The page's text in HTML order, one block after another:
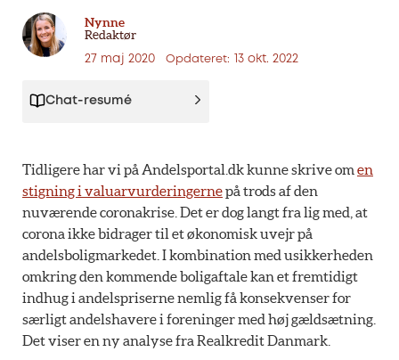
Nynne
Redaktør
27 maj 2020 Opdateret: 13 okt. 2022
Chat-resumé
Tidligere har vi på Andelsportal.dk kunne skrive om en
stigning i valuarvurderingernepå trods af den
nuværende coronakrise. Det er dog langt fra lig med, at
corona ikke bidrager til et økonomisk uvejr på
andelsboligmarkedet. I kombination med usikkerheden
omkring den kommende boligaftale kan et fremtidigt
indhug i andelspriserne nemlig få konsekvenser for
særligt andelshavere i foreninger med høj gældsætning.
Det viser en ny analyse fra Realkredit Danmark.